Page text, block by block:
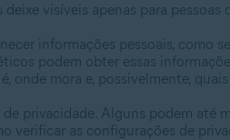
visíveis apenas para pessoas
informações pessoais, como
podem obter essas
onde mora e, possivelmente,
privacidade. Alguns podem até
verificar as configurações de